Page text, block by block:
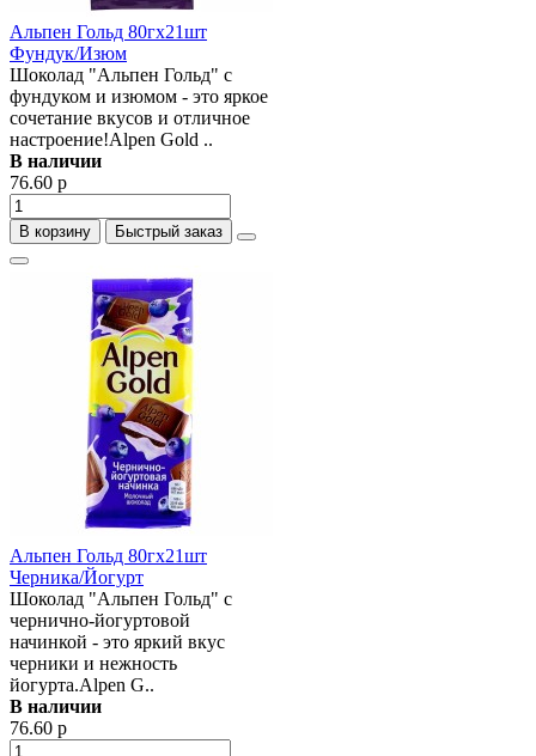
Альпен Гольд 80гх21шт
Фундук/Изюм
Шоколад "Альпен Гольд" с
фундуком и изюмом - это яркое
сочетание вкусов и отличное
настроение!Alpen Gold ..
В наличии
76.60 р
В корзину Быстрый заказ
Альпен Гольд 80гх21шт
Черника/Йогурт
Шоколад "Альпен Гольд" с
чернично-йогуртовой
начинкой - это яркий вкус
черники и нежность
йогурта.Alpen G..
В наличии
76.60 р